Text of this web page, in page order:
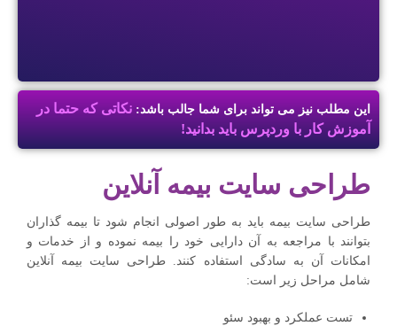
این مطلب نیز می تواند برای شما جالب باشد: نکاتی که حتما در
آموزش کار با وردپرس باید بدانید!
طراحی سایت بیمه آنلاین
طراحی سایت بیمه باید به طور اصولی انجام شود تا بیمه گذاران
بتوانند با مراجعه به آن دارایی خود را بیمه نموده و از خدمات و
امکانات آن به سادگی استفاده کنند. طراحی سایت بیمه آنلاین
شامل مراحل زیر است:
تست عملکرد و بهبود سئو